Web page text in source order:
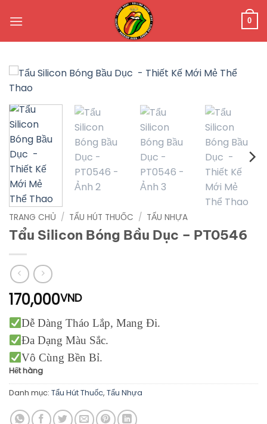
qua
0
TRANG CHỦ / TẨU HÚT THUỐC / TẨU NHỰA
Tẩu Silicon Bóng Bầu Dục – PT0546
170,000VND
Dễ Dàng Tháo Lắp, Mang Đi.
Đa Dạng Màu Sắc.
Vô Cùng Bền Bỉ.
Hết hàng
Danh mục: Tẩu Hút Thuốc, Tẩu Nhựa